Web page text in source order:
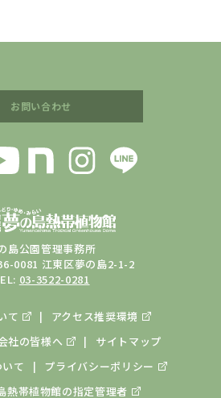
お問い合わせ
島公園管理事務所
0081 江東区夢の島2-1-2
03-3522-0281
て
アクセス推奨環境
社の皆様へ
サイトマップ
て
プライバシーポリシー
熱帯植物館の指定管理者